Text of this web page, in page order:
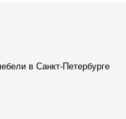
в Санкт-Петербурге